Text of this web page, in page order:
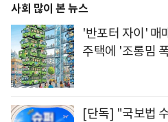
사회 많이 본 뉴스
'반포터 자이' 매
주택에 '조롱밈
[단독] "국보법